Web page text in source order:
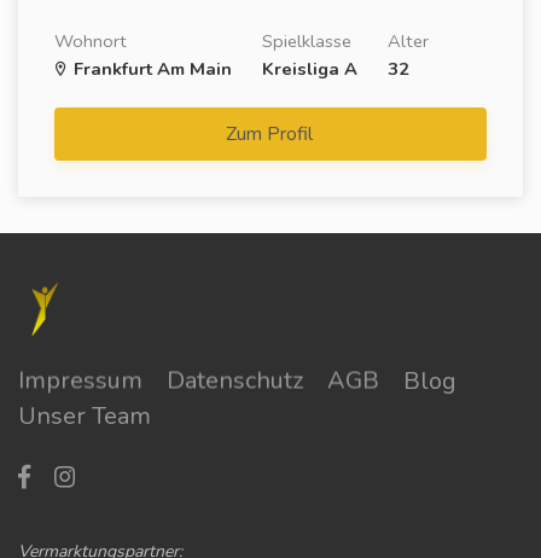
Wohnort
Frankfurt Am Main
Spielklasse
Kreisliga A
Alter
32
Zum Profil
Impressum Datenschutz AGB
Blog
Unser Team
Vermarktungspartner: